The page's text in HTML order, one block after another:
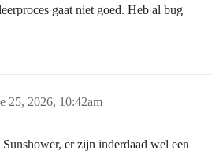
gaat niet goed. Heb al bug
25, 2026, 10:42am
er zijn inderdaad wel een